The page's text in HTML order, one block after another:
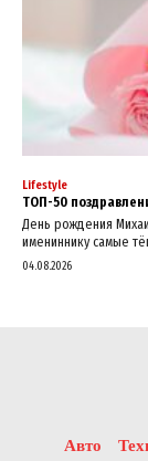
Lifestyle
ТОП-50
День рождения
имениннику самые
04.08.2026
Авто